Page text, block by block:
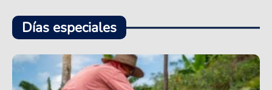
Días especiales